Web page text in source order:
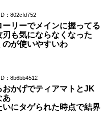
ID：802cfd752
リーでメインに握ってる
も気にならなくなった
が使いやすいわ
ID：8b6bb4512
かげでティアマトとJK
あ
にタゲられた時点で結界